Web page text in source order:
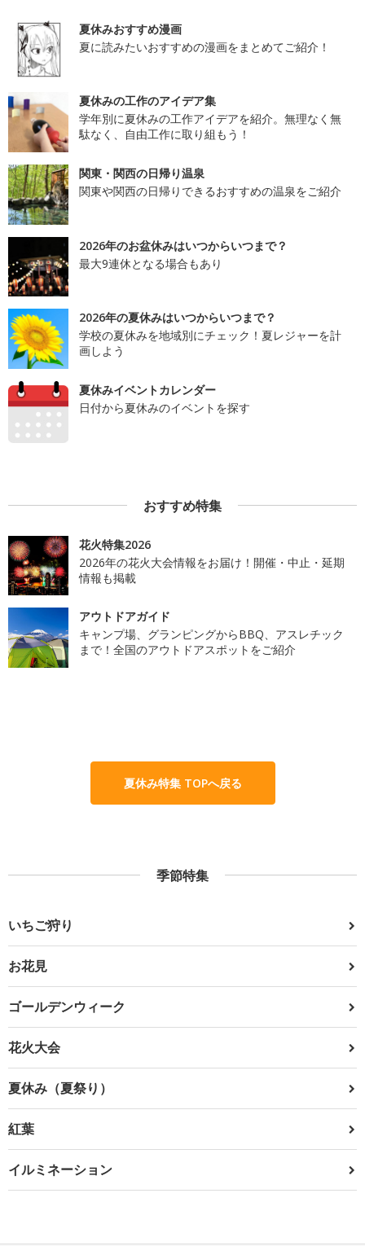
夏休みおすすめ漫画
夏に読みたいおすすめの漫画をまとめてご紹介！
夏休みの工作のアイデア集
学年別に夏休みの工作アイデアを紹介。無理なく無
駄なく、自由工作に取り組もう！
関東・関西の日帰り温泉
関東や関西の日帰りできるおすすめの温泉をご紹介
2026年のお盆休みはいつからいつまで？
最大9連休となる場合もあり
2026年の夏休みはいつからいつまで？
学校の夏休みを地域別にチェック！夏レジャーを計
画しよう
夏休みイベントカレンダー
日付から夏休みのイベントを探す
おすすめ特集
花火特集2026
2026年の花火大会情報をお届け！開催・中止・延期
情報も掲載
アウトドアガイド
キャンプ場、グランピングからBBQ、アスレチック
まで！全国のアウトドアスポットをご紹介
夏休み特集 TOPへ戻る
季節特集
いちご狩り
お花見
ゴールデンウィーク
花火大会
夏休み（夏祭り）
紅葉
イルミネーション